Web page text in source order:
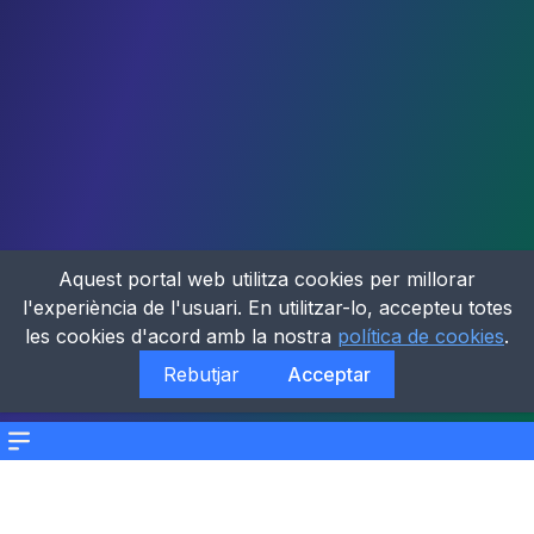
Menu
Aquest portal web utilitza cookies per millorar
l'experiència de l'usuari. En utilitzar-lo, accepteu totes
les cookies d'acord amb la nostra política de cookies.
Rebutjar
Acceptar